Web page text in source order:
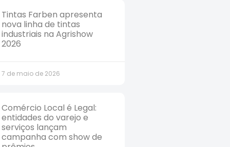
Tintas Farben apresenta
nova linha de tintas
industriais na Agrishow
2026
7 de maio de 2026
Comércio Local é Legal:
entidades do varejo e
serviços lançam
campanha com show de